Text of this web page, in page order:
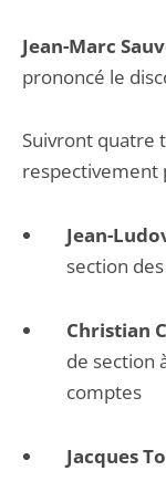
Jean-Marc
prononcé le
Suivront quatre
respectivement
Jean-
section
Christian
de section
comptes
Jacques